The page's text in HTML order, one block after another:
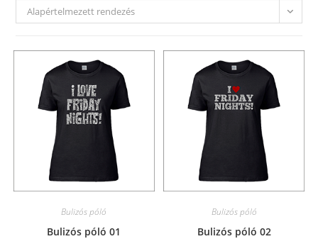
Alapértelmezett rendezés
Bulizós póló
Bulizós póló 01
Bulizós póló
Bulizós póló 02